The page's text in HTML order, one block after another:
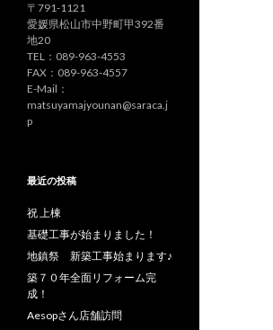
〒791-1121
愛媛県松山市中野町甲392番
地20
TEL：089-963-4553
FAX：089-963-4557
E-Mail：
matsuyamajyounan@saraca.j
p
最近の投稿
祝 上棟
基礎工事が始まりました！
地鎮祭 新築工事始まります♪
築７０年全面リフォーム完
成！
Aesopさん店舗訪問